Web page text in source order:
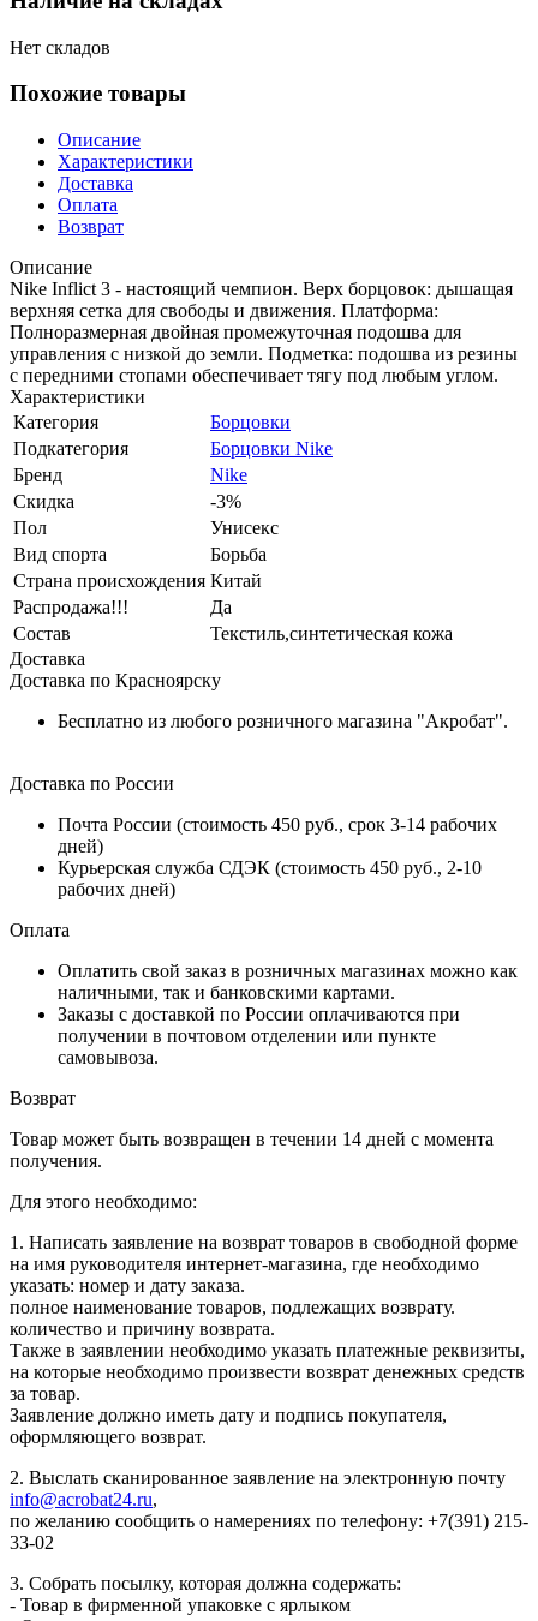
Нет складов
Похожие товары
Описание
Характеристики
Доставка
Оплата
Возврат
Описание
Nike Inflict 3 - настоящий чемпион. Верх борцовок: дышащая
верхняя сетка для свободы и движения. Платформа:
Полноразмерная двойная промежуточная подошва для
управления с низкой до земли. Подметка: подошва из резины
с передними стопами обеспечивает тягу под любым углом.
Характеристики
Категория
Борцовки
Подкатегория
Борцовки Nike
Бренд
Nike
Скидка
-3%
Пол
Унисекс
Вид спорта
Борьба
Страна происхождения Китай
Распродажа!!!
Да
Состав
Текстиль,синтетическая кожа
Доставка
Доставка по Красноярску
Бесплатно из любого розничного магазина "Акробат".
Доставка по России
Почта России (стоимость 450 руб., срок 3-14 рабочих
дней)
Курьерская служба СДЭК (стоимость 450 руб., 2-10
рабочих дней)
Оплата
Оплатить свой заказ в розничных магазинах можно как
наличными, так и банковскими картами.
Заказы с доставкой по России оплачиваются при
получении в почтовом отделении или пункте
самовывоза.
Возврат
Товар может быть возвращен в течении 14 дней с момента
получения.
Для этого необходимо:
1. Написать заявление на возврат товаров в свободной форме
на имя руководителя интернет-магазина, где необходимо
указать: номер и дату заказа.
полное наименование товаров, подлежащих возврату.
количество и причину возврата.
Также в заявлении необходимо указать платежные реквизиты,
на которые необходимо произвести возврат денежных средств
за товар.
Заявление должно иметь дату и подпись покупателя,
оформляющего возврат.
2. Выслать сканированное заявление на электронную почту
info@acrobat24.ru,
по желанию сообщить о намерениях по телефону: +7(391) 215-
33-02
3. Собрать посылку, которая должна содержать:
- Товар в фирменной упаковке с ярлыком